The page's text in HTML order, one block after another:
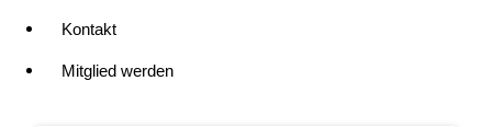
Kontakt
Mitglied werden